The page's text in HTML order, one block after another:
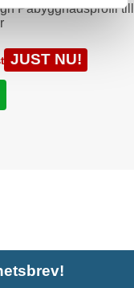
Påbyggnadsprofil till
JUST NU!